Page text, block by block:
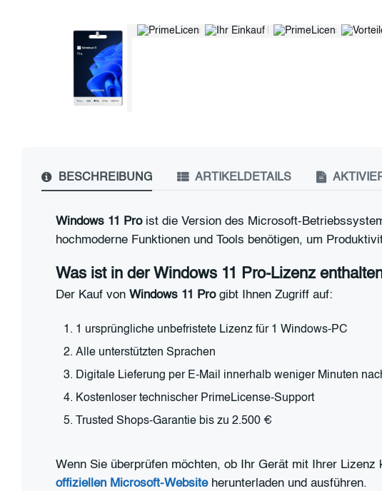
BESCHREIBUNG ARTIKELDETAILS
Windows 11 Proist die Version des Microsoft-
hochmoderne Funktionen und Tools benötigen, um
Was ist in der Windows 11 Pro-Lizenz
Der Kauf von Windows 11 Progibt Ihnen Zugriff auf:
1 ursprüngliche unbefristete Lizenz für 1 Windows-PC
Alle unterstützten Sprachen
Digitale Lieferung per E-Mail innerhalb weniger Minuten
Kostenloser technischer PrimeLicense-Support
Trusted Shops-Garantie bis zu 2.500 €
Wenn Sie überprüfen möchten, ob Ihr Gerät mit Ihrer
offiziellen Microsoft-Websiteherunterladen und ausführen.